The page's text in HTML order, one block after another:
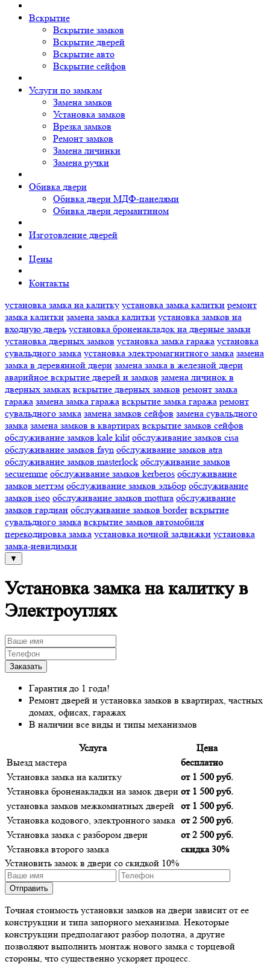
Вскрытие
Вскрытие замков
Вскрытие дверей
Вскрытие авто
Вскрытие сейфов
Услуги по замкам
Замена замков
Установка замков
Врезка замков
Ремонт замков
Замена личинки
Замена ручки
Обивка двери
Обивка двери МДФ-панелями
Обивка двери дермантином
Изготовление дверей
Цены
Контакты
установка замка на калитку установка замка калитки ремонт
замка калитки замена замка калитки установка замков на
входную дверь установка броненакладок на дверные замки
установка дверных замков установка замка гаража установка
сувальдного замка установка электромагнитного замка замена
замка в деревянной двери замена замка в железной двери
аварийное вскрытие дверей и замков замена личинок в
дверных замках вскрытие дверных замков ремонт замка
гаража замена замка гаража вскрытие замка гаража ремонт
сувальдного замка замена замков сейфов замена сувальдного
замка замена замков в квартирах вскрытие замков сейфов
обслуживание замков kale kilit обслуживание замков cisa
обслуживание замков fayn обслуживание замков atra
обслуживание замков masterlock обслуживание замков
securemme обслуживание замков kerberos обслуживание
замков меттэм обслуживание замков эльбор обслуживание
замков iseo обслуживание замков mottura обслуживание
замков гардиан обслуживание замков border вскрытие
сувальдного замка вскрытие замков автомобиля
перекодировка замка установка ночной задвижки установка
замка-невидимки
▼
Установка замка на калитку в
Электроуглях
Гарантия до 1 года!
Ремонт дверей и установка замков в квартирах, частных
домах, офисах, гаражах
В наличии все виды и типы механизмов
Услуга
Цена
Выезд мастера
бесплатно
Установка замка на калитку
от 1 500 руб.
Установка броненакладки на замок двери от 1 500 руб.
установка замков межкомнатных дверей от 1 500 руб.
Установка кодового, электронного замка от 2 500 руб.
Установка замка с разбором двери
от 2 500 руб.
Установка второго замка
скидка 30%
Установить замок в двери со скидкой 10%
Точная стоимость установки замков на двери зависит от ее
конструкции и типа запорного механизма. Некоторые
конструкции предполагают разбор полотна, а другие
позволяют выполнить монтаж нового замка с торцевой
стороны, что существенно ускоряет процесс.